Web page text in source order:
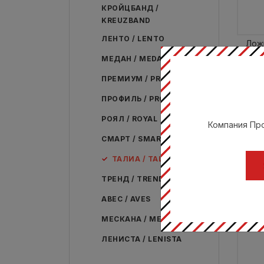
КРОЙЦБАНД /
KREUZBAND
ЛЕНТО / LENTO
МЕДАН / MEDAN
ПРЕМИУМ / PREMIUM
ПРОФИЛЬ / PROFILE
РОЯЛ / ROYAL
СМАРТ / SMART
ТАЛИА / TALIA
ТРЕНД / TREND
АВЕС / AVES
МЕСКАНА / MESCANA
ЛЕНИСТА / LENISTA
Компания